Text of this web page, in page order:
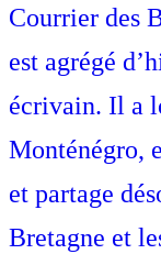
Courrier des
est agrégé
écrivain. Il a
Monténégro,
et partage
Bretagne et